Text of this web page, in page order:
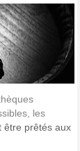
les
être prêtés aux